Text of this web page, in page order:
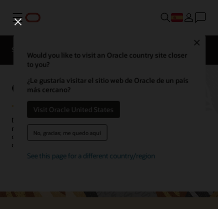
Menú
Would you like to visit an Oracle country site closer
to you?
¿Le gustaría visitar el sitio web de Oracle de un país
más cercano?
Visit Oracle United States
No, gracias; me quedo aquí
See this page for a different country/region
SCM para industrias
Oracle Demand Management
Detecta, predice y da forma a la demanda, tanto para preverla
mejor como para refinar tus estrategias de inventario. Asegúrate de
que el producto correcto esté en el lugar correcto en el momento
correcto.